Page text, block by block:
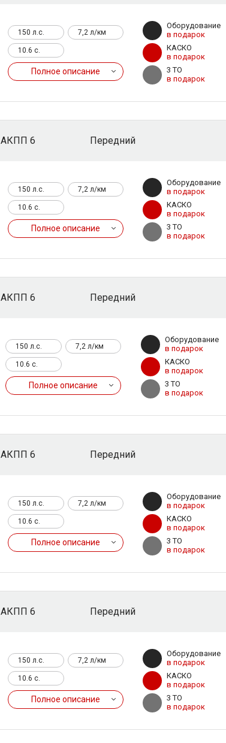
150 л.с. 7,2 л/км
10.6 c.
Полное описание
Оборудование
в подарок
КАСКО
в подарок
3 ТО
в подарок
АКПП 6 Передний
150 л.с. 7,2 л/км
10.6 c.
Полное описание
Оборудование
в подарок
КАСКО
в подарок
3 ТО
в подарок
АКПП 6 Передний
150 л.с. 7,2 л/км
10.6 c.
Полное описание
Оборудование
в подарок
КАСКО
в подарок
3 ТО
в подарок
АКПП 6 Передний
150 л.с. 7,2 л/км
10.6 c.
Полное описание
Оборудование
в подарок
КАСКО
в подарок
3 ТО
в подарок
АКПП 6 Передний
150 л.с. 7,2 л/км
10.6 c.
Полное описание
Оборудование
в подарок
КАСКО
в подарок
3 ТО
в подарок